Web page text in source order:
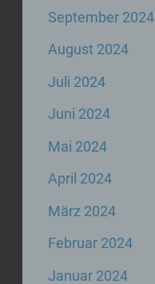
September 2024
August 2024
Juli 2024
Juni 2024
Mai 2024
April 2024
März 2024
Februar 2024
Januar 2024